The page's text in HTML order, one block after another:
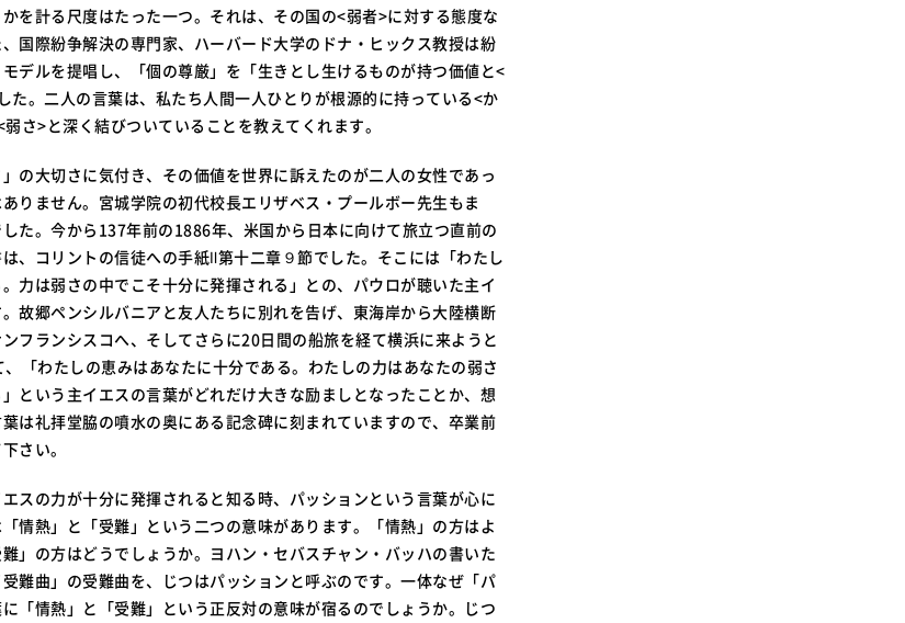
かを計る尺度はたった一つ。それは、その国の<弱者>に対する態度な
国際紛争解決の専門家、ハーバード大学のドナ・ヒックス教授は紛
デルを提唱し、「個の尊厳」を「生きとし生けるものが持つ価値と<
た。二人の言葉は、私たち人間一人ひとりが根源的に持っている<か
さ>と深く結びついていることを教えてくれます。
の大切さに気付き、その価値を世界に訴えたのが二人の女性であっ
りません。宮城学院の初代校長エリザベス・プールボー先生もま
た。今から137年前の1886年、米国から日本に向けて旅立つ直前の
、コリントの信徒への手紙Ⅱ第十二章９節でした。そこには「わたし
力は弱さの中でこそ十分に発揮される」との、パウロが聴いた主イ
故郷ペンシルバニアと友人たちに別れを告げ、東海岸から大陸横断
フランシスコへ、そしてさらに20日間の船旅を経て横浜に来ようと
「わたしの恵みはあなたに十分である。わたしの力はあなたの弱さ
という主イエスの言葉がどれだけ大きな励ましとなったことか、想
は礼拝堂脇の噴水の奥にある記念碑に刻まれていますので、卒業前
さい。
スの力が十分に発揮されると知る時、パッションという言葉が心に
情熱」と「受難」という二つの意味があります。「情熱」の方はよ
」の方はどうでしょうか。ヨハン・セバスチャン・バッハの書いた
難曲」の受難曲を、じつはパッションと呼ぶのです。一体なぜ「パ
「情熱」と「受難」という正反対の意味が宿るのでしょうか。じつ